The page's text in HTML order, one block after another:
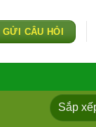
GỬI CÂU HỎI